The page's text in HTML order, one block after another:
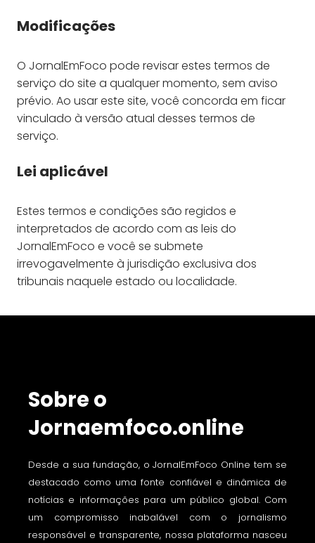
Modificações
O JornalEmFoco pode revisar estes termos de
serviço do site a qualquer momento, sem aviso
prévio. Ao usar este site, você concorda em ficar
vinculado à versão atual desses termos de
serviço.
Lei aplicável
Estes termos e condições são regidos e
interpretados de acordo com as leis do
JornalEmFoco e você se submete
irrevogavelmente à jurisdição exclusiva dos
tribunais naquele estado ou localidade.
Sobre o
Jornaemfoco.online
Desde a sua fundação, o JornalEmFoco Online tem se
destacado como uma fonte confiável e dinâmica de
notícias e informações para um público global. Com
um compromisso inabalável com o jornalismo
responsável e transparente, nossa plataforma nasceu